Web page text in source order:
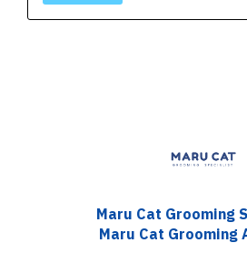
Maru Cat Grooming S
Maru Cat Grooming